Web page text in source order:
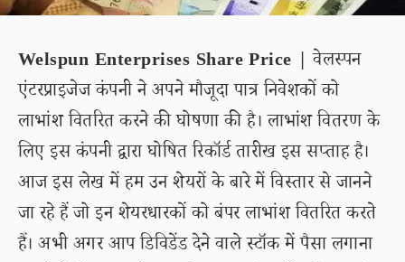
Welspun Enterprises Share Price | वेलस्पन
एंटरप्राइजेज कंपनी ने अपने मौजूदा पात्र निवेशकों को
लाभांश वितरित करने की घोषणा की है। लाभांश वितरण के
लिए इस कंपनी द्वारा घोषित रिकॉर्ड तारीख इस सप्ताह है।
आज इस लेख में हम उन शेयरों के बारे में विस्तार से जानने
जा रहे हैं जो इन शेयरधारकों को बंपर लाभांश वितरित करते
हैं। अभी अगर आप डिविडेंड देने वाले स्टॉक में पैसा लगाना